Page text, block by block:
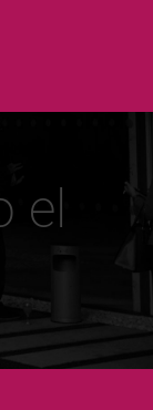
el